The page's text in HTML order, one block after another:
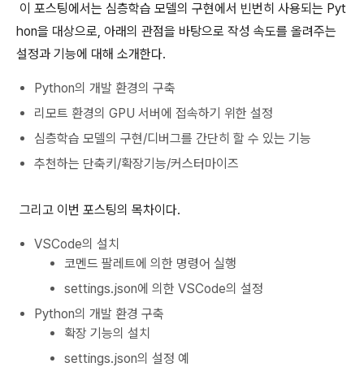
이 포스팅에서는 심층학습 모델의 구현에서 빈번히 사용되는 Pyt
hon을 대상으로, 아래의 관점을 바탕으로 작성 속도를 올려주는
설정과 기능에 대해 소개한다.
Python의 개발 환경의 구축
리모트 환경의 GPU 서버에 접속하기 위한 설정
심층학습 모델의 구현/디버그를 간단히 할 수 있는 기능
추천하는 단축키/확장기능/커스터마이즈
그리고 이번 포스팅의 목차이다.
VSCode의 설치
코멘드 팔레트에 의한 명령어 실행
settings.json에 의한 VSCode의 설정
Python의 개발 환경 구축
확장 기능의 설치
settings.json의 설정 예